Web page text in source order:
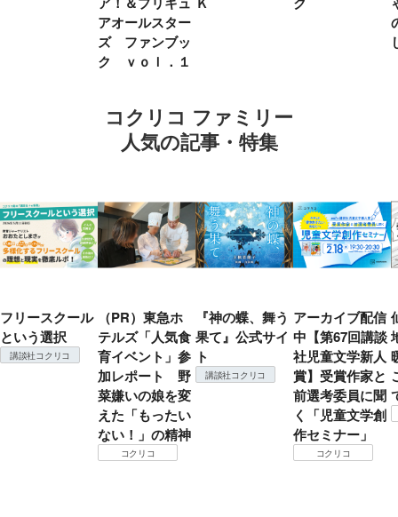
アオールスター
ズ ファンブッ
ク ｖｏｌ．１
コクリコ ファミリー
人気の記事・特集
フリースクール
という選択
講談社コクリコ
（PR）東急ホ
テルズ「人気食
育イベント」参
加レポート 野
菜嫌いの娘を変
えた「もったい
ない！」の精神
コクリコ
『神の蝶、舞う
果て』公式サイ
ト
講談社コクリコ
アーカイブ配信
中【第67回講談
社児童文学新人
賞】受賞作家と
前選考委員に聞
く「児童文学創
作セミナー」
コクリコ